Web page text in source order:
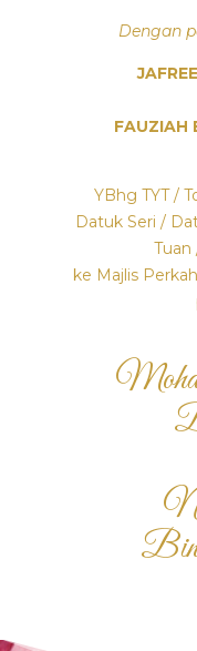
Dengan
FAUZIAH
YBhg TYT /
Datuk Seri /
Tuan
ke Majlis